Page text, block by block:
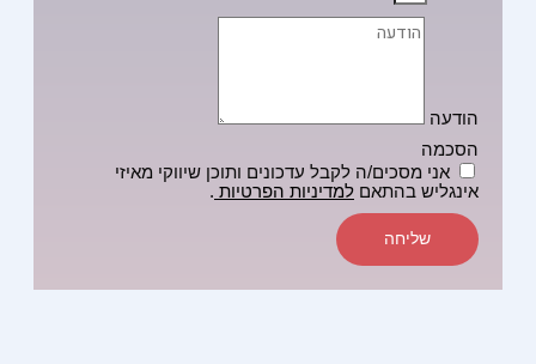
הודעה
הסכמה
אני מסכים/ה לקבל עדכונים ותוכן שיווקי מאיזי
אינגליש בהתאם למדיניות הפרטיות .
שליחה